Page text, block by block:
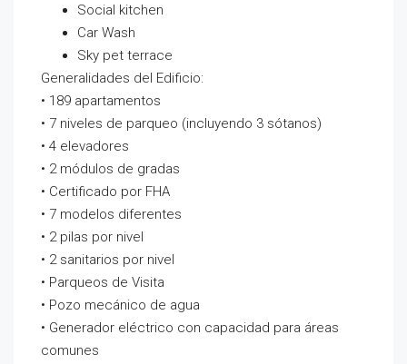
Social kitchen
Car Wash
Sky pet terrace
Generalidades del Edificio:
• 189 apartamentos
• 7 niveles de parqueo (incluyendo 3 sótanos)
• 4 elevadores
• 2 módulos de gradas
• Certificado por FHA
• 7 modelos diferentes
• 2 pilas por nivel
• 2 sanitarios por nivel
• Parqueos de Visita
• Pozo mecánico de agua
• Generador eléctrico con capacidad para áreas
comunes